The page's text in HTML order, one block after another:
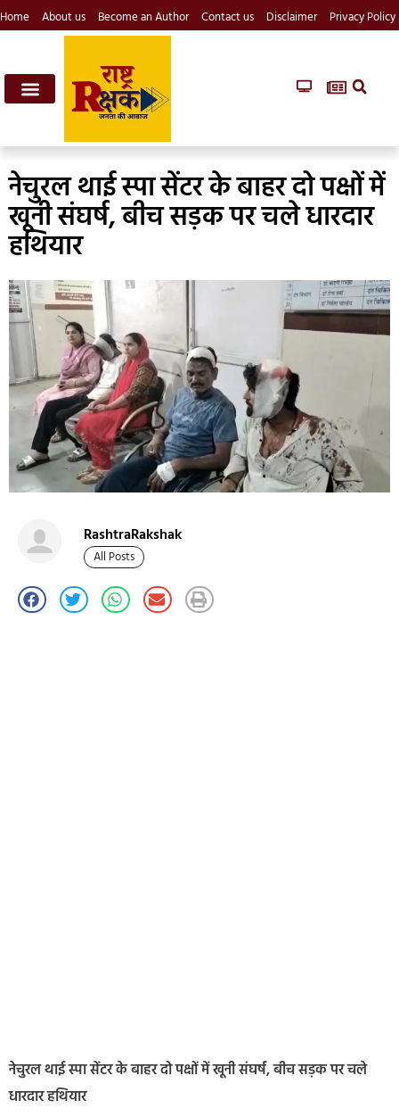
Home About us Become an Author Contact us Disclaimer Privacy Policy
नेचुरल थाई स्पा सेंटर के बाहर दो पक्षों में
खूनी संघर्ष, बीच सड़क पर चले धारदार
हथियार
RashtraRakshak
All Posts
नेचुरल थाई स्पा सेंटर के बाहर दो पक्षों में खूनी संघर्ष, बीच सड़क पर चले
धारदार हथियार